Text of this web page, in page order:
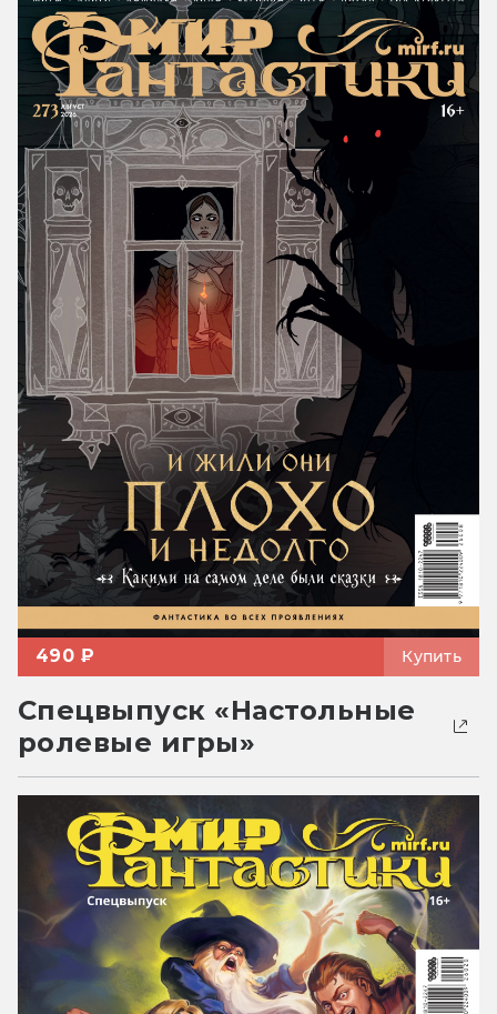
490 ₽ Купить
Спецвыпуск «Настольные
ролевые игры»